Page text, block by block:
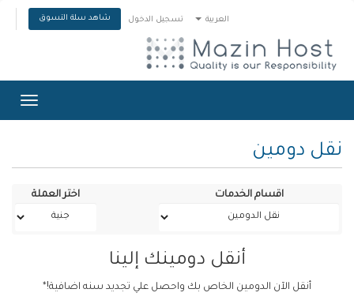
العربية تسجيل الدخول شاهد سلة التسوق
نقل دومين
اقسام الخدمات اختر العملة
أنقل دومينك إلينا
أنقل الآن الدومين الخاص بك واحصل علي تجديد سنه اضافية!*